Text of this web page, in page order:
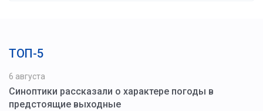
ТОП-5
6 августа
Синоптики рассказали о характере погоды в
предстоящие выходные